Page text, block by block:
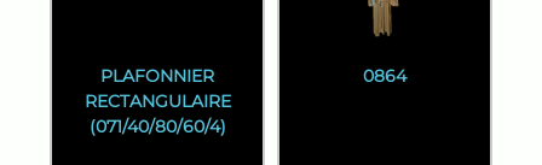
PLAFONNIER
RECTANGULAIRE
(071/40/80/60/4)
0864